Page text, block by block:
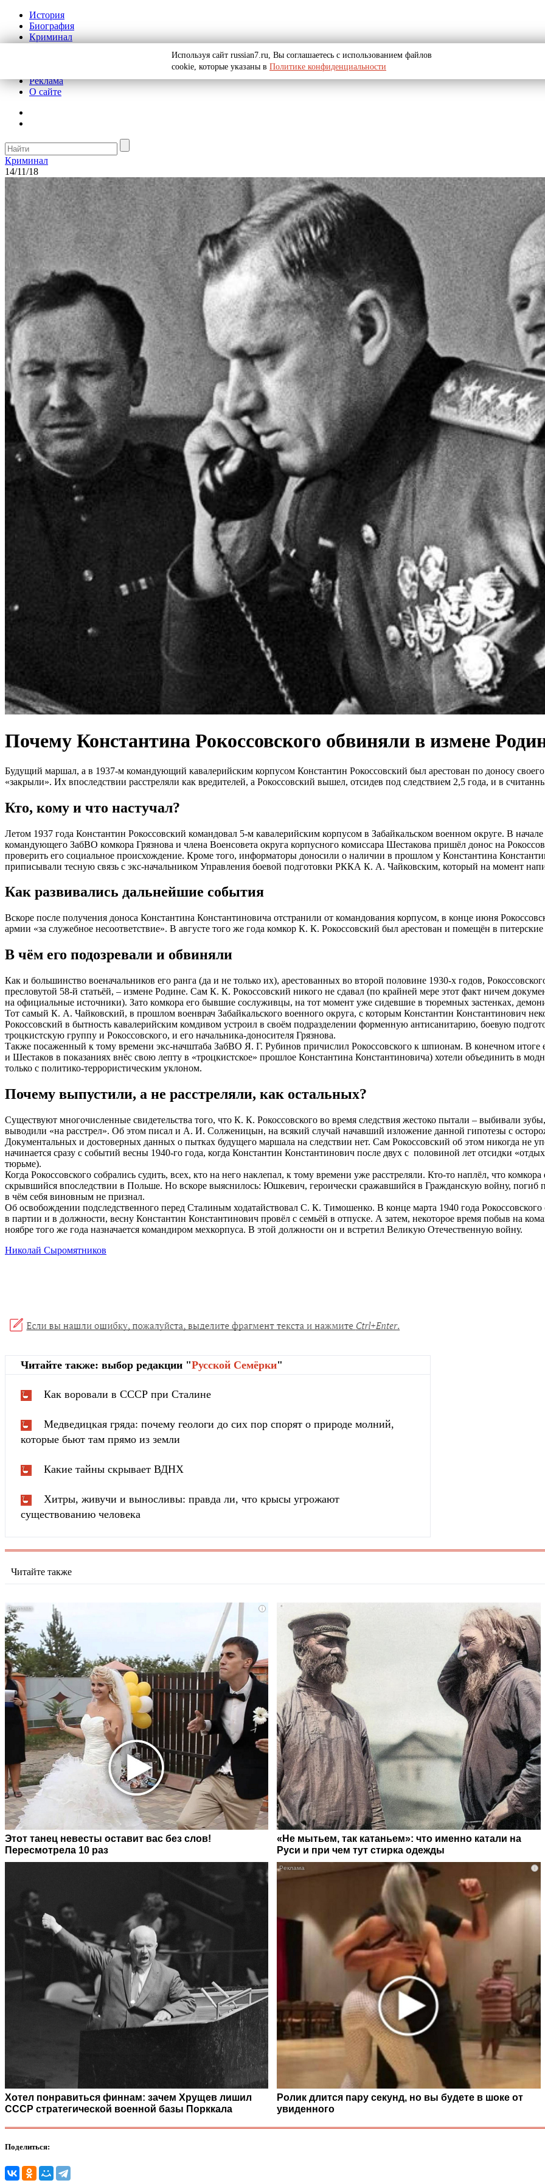
История
Биография
Криминал
Реклама
О сайте
Криминал
14/11/18
Почему Константина Рокоссовского обвиняли в измене
Будущий маршал, а в 1937-м командующий кавалерийским корпусом Константин Рокоссовский был арестован по доносу
«закрыли». Их впоследствии расстреляли как вредителей, а Рокоссовский вышел, отсидев под следствием 2,5 года, и в
Кто, кому и что настучал?
Летом 1937 года Константин Рокоссовский командовал 5-м кавалерийским корпусом в Забайкальском военном округе. В
командующего ЗабВО комкора Грязнова и члена Военсовета округа корпусного комиссара Шестакова пришёл донос на
проверить его социальное происхождение. Кроме того, информаторы доносили о наличии в прошлом у Константина
приписывали тесную связь с экс-начальником Управления боевой подготовки РККА К. А. Чайковским, который на момент
Как развивались дальнейшие события
Вскоре после получения доноса Константина Константиновича отстранили от командования корпусом, в конце июня
армии «за служебное несоответствие». В августе того же года комкор К. К. Рокоссовский был арестован и помещён в
В чём его подозревали и обвиняли
Как и большинство военачальников его ранга (да и не только их), арестованных во второй половине 1930-х годов,
пресловутой 58-й статьёй, – измене Родине. Сам К. К. Рокоссовский никого не сдавал (по крайней мере этот факт ничем
на официальные источники). Зато комкора его бывшие сослуживцы, на тот момент уже сидевшие в тюремных застенках,
Тот самый К. А. Чайковский, в прошлом военврач Забайкальского военного округа, с которым Константин Константинович
Рокоссовский в бытность кавалерийским комдивом устроил в своём подразделении форменную антисанитарию, боевую
троцкистскую группу и Рокоссовского, и его начальника-доносителя Грязнова.
Также посаженный к тому времени экс-начштаба ЗабВО Я. Г. Рубинов причислил Рокоссовского к шпионам. В конечном
и Шестаков в показаниях внёс свою лепту в «троцкистское» прошлое Константина Константиновича) хотели объединить в
только с политико-террористическим уклоном.
Почему выпустили, а не расстреляли, как остальных?
Существуют многочисленные свидетельства того, что К. К. Рокоссовского во время следствия жестоко пытали – выбивали
выводили «на расстрел». Об этом писал и А. И. Солженицын, на всякий случай начавший изложение данной гипотезы с
Документальных и достоверных данных о пытках будущего маршала на следствии нет. Сам Рокоссовский об этом никогда не
начинается сразу с событий весны 1940-го года, когда Константин Константинович после двух с половиной лет отсидки
тюрьме).
Когда Рокоссовского собрались судить, всех, кто на него наклепал, к тому времени уже расстреляли. Кто-то наплёл, что
скрывшийся впоследствии в Польше. Но вскоре выяснилось: Юшкевич, героически сражавшийся в Гражданскую войну,
в чём себя виновным не признал.
Об освобождении подследственного перед Сталиным ходатайствовал С. К. Тимошенко. В конце марта 1940 года
в партии и в должности, весну Константин Константинович провёл с семьёй в отпуске. А затем, некоторое время побыв на
ноябре того же года назначается командиром мехкорпуса. В этой должности он и встретил Великую Отечественную войну.
Николай Сыромятников
Читайте также: выбор редакции "Русской Cемёрки"
Как воровали в СССР при Сталине
Медведицкая гряда: почему геологи до сих пор спорят о природе молний,
которые бьют там прямо из земли
Какие тайны скрывает ВДНХ
Хитры, живучи и выносливы: правда ли, что крысы угрожают
существованию человека
Читайте также
i
Этот танец невесты оставит вас без слов!
Пересмотрела 10 раз
«Не мытьем, так катаньем»: что именно катали на
Руси и при чем тут стирка одежды
Хотел понравиться финнам: зачем Хрущев лишил
СССР стратегической военной базы Порккала
i
Ролик длится пару секунд, но вы будете в шоке от
увиденного
Поделиться:
Используя сайт russian7.ru, Вы соглашаетесь с использованием файлов
cookie, которые указаны в Политике конфиденциальности